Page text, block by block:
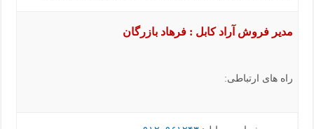
مدیر فروش آراد کابل : فرهاد بازرگان
راه های ارتباطی: